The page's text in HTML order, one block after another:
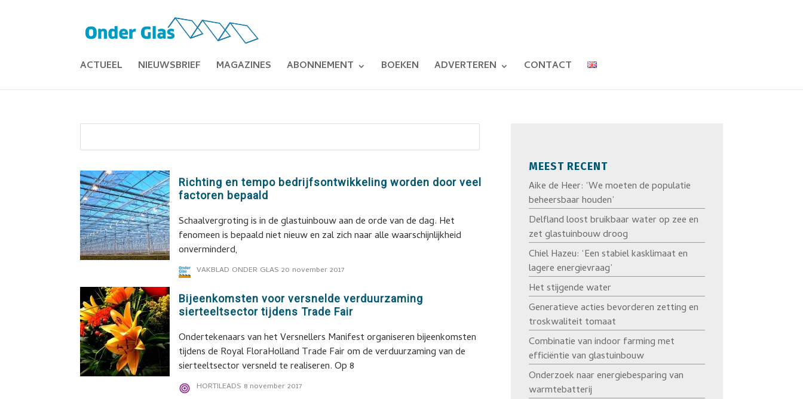
ACTUEEL NIEUWSBRIEF MAGAZINES ABONNEMENT BOEKEN ADVERTEREN CONTACT
Richting en tempo bedrijfsontwikkeling worden door veel
factoren bepaald
Schaalvergroting is in de glastuinbouw aan de orde van de dag. Het
fenomeen is bepaald niet nieuw en zal zich naar alle waarschijnlijkheid
onverminderd,
VAKBLAD ONDER GLAS 20 november 2017
Bijeenkomsten voor versnelde verduurzaming
sierteeltsector tijdens Trade Fair
Ondertekenaars van het Versnellers Manifest organiseren bijeenkomsten
tijdens de Royal FloraHolland Trade Fair om de verduurzaming van de
sierteeltsector versneld te realiseren. Op 8
HORTILEADS 8 november 2017
MEEST RECENT
Aike de Heer: ‘We moeten de populatie
beheersbaar houden’
Delfland loost bruikbaar water op zee en
zet glastuinbouw droog
Chiel Hazeu: ‘Een stabiel kasklimaat en
lagere energievraag’
Het stijgende water
Generatieve acties bevorderen zetting en
troskwaliteit tomaat
Combinatie van indoor farming met
efficiëntie van glastuinbouw
Onderzoek naar energiebesparing van
warmtebatterij